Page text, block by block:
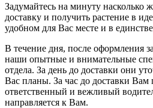
Задумайтесь на минуту насколько
доставку и получить растение в
удобном для Вас месте и в
В течение дня, после оформления
наши опытные и внимательные
отдела. За день до доставки они
Вас планы. За час до доставки Вам
ответственный и вежливый
направляется к Вам.